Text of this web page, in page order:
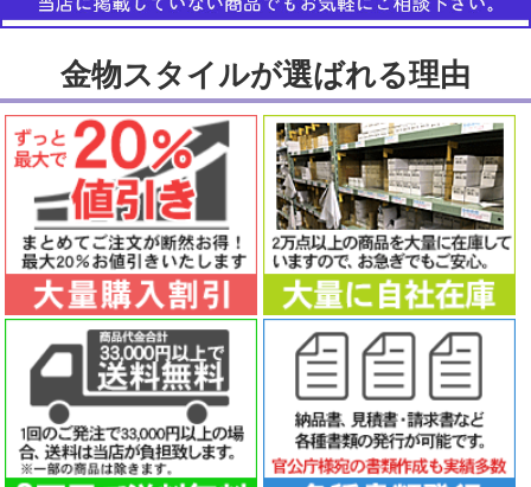
金物スタイルが選ばれる理由